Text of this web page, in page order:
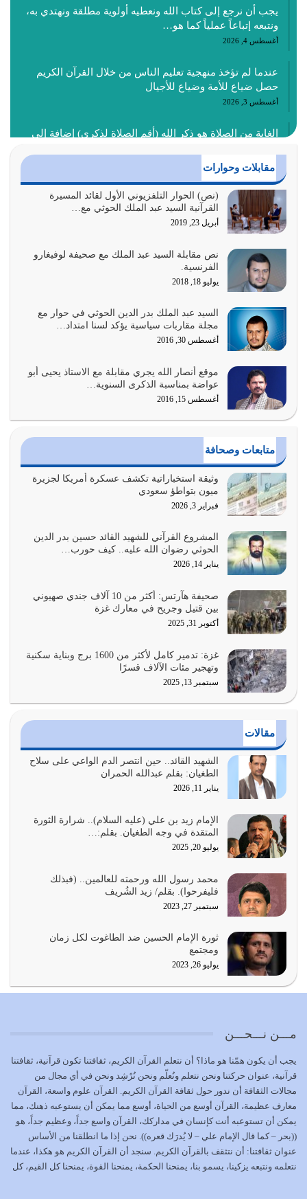
يجب أن نرجع إلى كتاب الله ونعطيه أولوية مطلقة ونهتدي به،
ونتبعه إتباعاً عملياً كما هو…
أغسطس 4, 2026
عندما لم تؤخذ منهجية تعليم الناس من خلال القرآن الكريم
حصل ضياع للأمة وضياع للأجيال
أغسطس 3, 2026
الغاية من الصلاة هو ذكر الله (أقم الصلاة لذكري) إضافة إلى
أغسطس 2, 2026
السبب الرئيسي لشقاء الأمة الابتعاد عن كتاب الله والتعدي
لحدود الله بالإضافات للدين
أغسطس 1, 2026
أبرز أسباب الشقاء هو الإعراض عن ذكر الله وعن هدى الله
المتمثل في القرآن الكريم
يوليو 31, 2026
أولياء الشيطان كلما كانوا أكثر ولاءً وطاعة للشيطان كلما كانوا
أكثر ضعفاً
يوليو 30, 2026
وعد الله تعالى من يُقتل في سبيله بالحياة الأبدية والرزق
والاستبشار والنجاة والخلود في…
يوليو 29, 2026
القرآن الكريم هو أهم مصدر لمعرفة رسول الله معرفة سيرته
معرفة شخصيته معرفة عظمته
يوليو 28, 2026
هل نحن من الصالحين؟ قيِّم نفسك هنا اترك القرآن على أصله
وأعرض نفسك، وأعرض ما لديك على…
يوليو 27, 2026
عندما يكون عدوك هو عدو الله معناه أن تكون نقاط الضعف
فيه كثيرة وسينصرك الله عليه إذا…
يوليو 26, 2026
أراد الله لهذه الأمة ان تكون خير امة أخرجت للناس بالنهوض
بالأمر بالمعروف والنهي عن…
يوليو 25, 2026
الدين الذي شرعه الله لا يجوز أن يخضع لآرائنا وأهوائنا
أي أمة تتفرق في الدين وتتفرق في كيانها معناه أنها أصبحت
أمة عاجزة عن النهوض…
يوليو 23, 2026
بحبل الله جميعاً وليس كل…
يوليو 22, 2026
يشاء ويذل من يشاء
يوليو 21, 2026
كل زمان…
يوليو 19, 2026
الوظيفة عبارة عن مسؤولية يجب النهوض بها كما ينبغي لكي
وَالْمُنْفِقِينَ…
يوليو 17, 2026
الاعتصام بحبل الله أمر إلهي للمؤمنين وهو بمثابة سبب بينهم
وبين الله يترتب عليه النصر…
يوليو 16, 2026
إما أن نحاول أن نكون من أولياء الله فيتم على أيدينا ضرب
مقابلات وحوارات
(نص) الحوار التلفزيوني الأول لقائد المسيرة
القرآنية السيد عبد الملك الحوثي مع…
أبريل 23, 2019
نص مقابلة السيد عبد الملك مع صحيفة لوفيغارو
الفرنسية.
يوليو 18, 2018
السيد عبد الملك بدر الدين الحوثي في حوار مع
مجلة مقاربات سياسية يؤكد لسنا امتداد…
أغسطس 30, 2016
موقع أنصار الله يجري مقابلة مع الاستاذ يحيى أبو
عواضة بمناسبة الذكرى السنوية…
أغسطس 15, 2016
متابعات وصحافة
وثيقة استخباراتية تكشف عسكرة أمريكا لجزيرة
ميون بتواطؤ سعودي
فبراير 3, 2026
المشروع القرآني للشهيد القائد حسين بدر الدين
الحوثي رضوان الله عليه.. كيف حورب…
يناير 14, 2026
صحيفة هآرتس: أكثر من 10 آلاف جندي صهيوني
بين قتيل وجريح في معارك غزة
أكتوبر 31, 2025
غزة: تدمير كامل لأكثر من 1600 برج وبناية سكنية
وتهجير مئات الآلاف قسرًا
سبتمبر 13, 2025
مقالات
الشهيد القائد.. حين انتصر الدم الواعي على سلاح
الطغيان: بقلم عبدالله الحمران
يناير 11, 2026
الإمام زيد بن علي (عليه السلام).. شرارة الثورة
المتقدة في وجه الطغيان. بقلم:…
يوليو 20, 2025
محمد رسول الله ورحمته للعالمين.. (فبذلك
فليفرحوا). بقلم/ زيد الشُريف
سبتمبر 27, 2023
ثورة الإمام الحسين ضد الطاغوت لكل زمان
ومجتمع
يوليو 26, 2023
مـــن نـــحـــن
يجب أن يكون همّنا هو ماذا؟ أن نتعلم القرآن الكريم، ثقافتنا تكون قرآنية، ثقافتنا
قرآنية، عنوان حركتنا ونحن نتعلم ونُعلّم ونحن نُرْشِد ونحن في أي مجال من
مجالات الثقافة أن ندور حول ثقافة القرآن الكريم. القرآن علوم واسعة، القرآن
معارف عظيمة، القرآن أوسع من الحياة، أوسع مما يمكن أن يستوعبه ذهنك، مما
يمكن أن تستوعبه أنت كإنسان في مداركك، القرآن واسع جداً، وعظيم جداً، هو
((بحر – كما قال الإمام علي – لا يُدرَك قعره)). نحن إذا ما انطلقنا من الأساس
عنوان ثقافتنا: أن نتثقف بالقرآن الكريم. سنجد أن القرآن الكريم هو هكذا، عندما
نتعلمه ونتبعه يزكينا، يسمو بنا، يمنحنا الحكمة، يمنحنا القوة، يمنحنا كل القيم، كل